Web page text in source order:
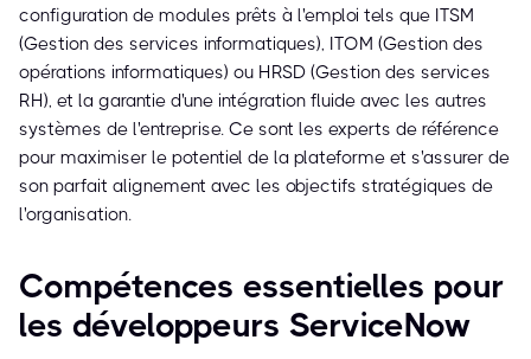
configuration de modules prêts à l'emploi tels que ITSM
(Gestion des services informatiques), ITOM (Gestion des
opérations informatiques) ou HRSD (Gestion des services
RH), et la garantie d'une intégration fluide avec les autres
systèmes de l'entreprise. Ce sont les experts de référence
pour maximiser le potentiel de la plateforme et s'assurer de
son parfait alignement avec les objectifs stratégiques de
l'organisation.
Compétences essentielles pour
les développeurs ServiceNow